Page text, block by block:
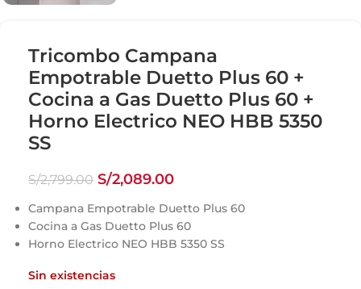
Tricombo Campana
Empotrable Duetto Plus 60 +
Cocina a Gas Duetto Plus 60 +
Horno Electrico NEO HBB 5350
SS
S/2,799.00 S/2,089.00
Campana Empotrable Duetto Plus 60
Cocina a Gas Duetto Plus 60
Horno Electrico NEO HBB 5350 SS
Sin existencias